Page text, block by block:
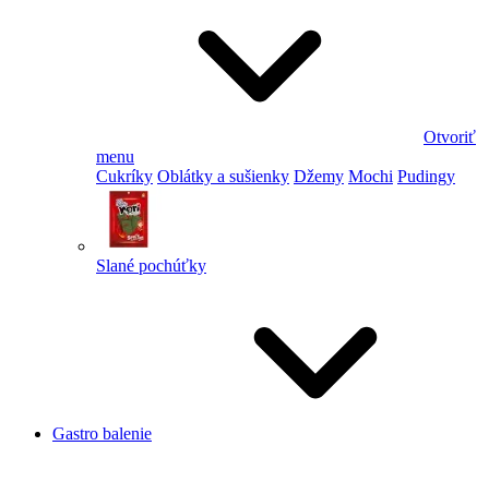
Otvoriť
menu
Cukríky Oblátky a sušienky Džemy Mochi Pudingy
Slané pochúťky
Gastro balenie